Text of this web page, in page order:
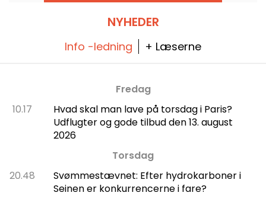
NYHEDER
Info -ledning + Læserne
Fredag
10.17
Hvad skal man lave på torsdag i Paris?
Udflugter og gode tilbud den 13. august
2026
Torsdag
20.48
Svømmestævnet: Efter hydrokarboner i
Seinen er konkurrencerne i fare?